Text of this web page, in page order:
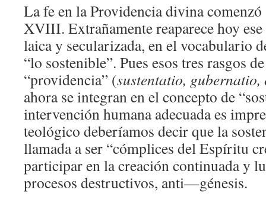
La fe en la Providencia divina
XVIII. Extrañamente reaparece hoy
laica y secularizada, en el vocabulario
“lo sostenible”. Pues esos tres rasgos
“providencia” (sustentatio, gubernatio,
ahora se integran en el concepto de
intervención humana adecuada es
teológico deberíamos decir que la
llamada a ser “cómplices del Espíritu
participar en la creación continuada y
procesos destructivos, anti—génesis.